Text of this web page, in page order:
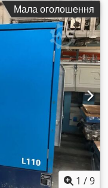
Мала оголошення
1 /9